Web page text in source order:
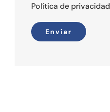
Política de privacidad